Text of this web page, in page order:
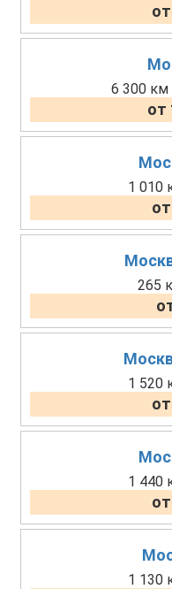
6 300 км
от
1 010
265
1 520
1 440
1 130